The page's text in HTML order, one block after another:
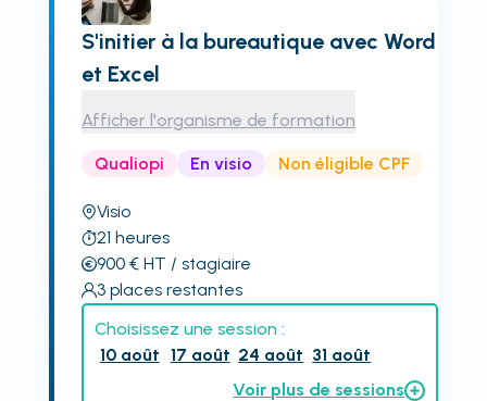
S'initier à la bureautique avec Word
et Excel
Afficher l'organisme de formation
Qualiopi En visio Non éligible CPF
Visio
21 heures
900€ HT / stagiaire
3 places restantes
Choisissez une session :
10 août 17 août 24 août 31 août
Voir plus de sessions